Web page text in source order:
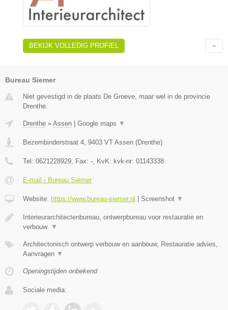
BEKIJK VOLLEDIG PROFIEL
Bureau Siemer
Niet gevestigd in de plaats De Groeve, maar wel in de provincie
Drenthe.
Drenthe » Assen Google maps ▼
Bezembinderstraat 4, 9403 VT Assen (Drenthe)
Tel: 0621228929, Fax: -, KvK: kvk-nr: 01143338
E-mail › Bureau Siemer
Website: https://www.bureau-siemer.nl Screenshot ▼
Interieurarchitectenbureau, ontwerpbureau voor restauratie en
verbouw. ▼
Architectonisch ontwerp verbouw en aanbouw, Restauratie advies,
Aanvragen ▼
Openingstijden onbekend
Sociale media: